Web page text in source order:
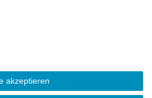
akzeptieren